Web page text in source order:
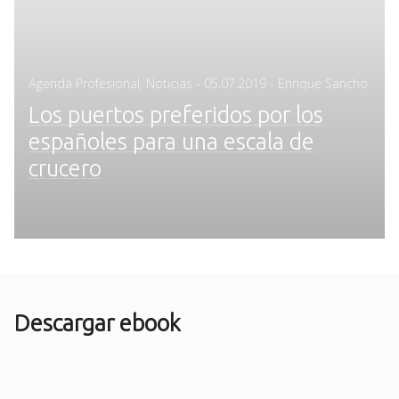
Agenda Profesional Noticias - Posted
05.07.2019 - Enrique Sancho
Los puertos preferidos por los
españoles para una escala de
crucero
Descargar ebook